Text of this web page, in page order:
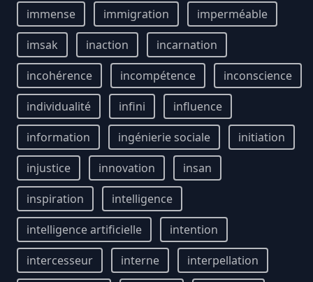
immense
immigration
imperméable
imsak
inaction
incarnation
incohérence
incompétence
inconscience
individualité
infini
influence
information
ingénierie sociale
initiation
injustice
innovation
insan
inspiration
intelligence
intelligence artificielle
intention
intercesseur
interne
interpellation